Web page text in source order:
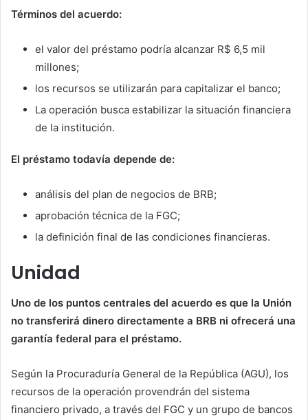
Términos del acuerdo:
el valor del préstamo podría alcanzar R$ 6,5 mil
millones;
los recursos se utilizarán para capitalizar el banco;
La operación busca estabilizar la situación financiera
de la institución.
El préstamo todavía depende de:
análisis del plan de negocios de BRB;
aprobación técnica de la FGC;
la definición final de las condiciones financieras.
Unidad
Uno de los puntos centrales del acuerdo es que la Unión
no transferirá dinero directamente a BRB ni ofrecerá una
garantía federal para el préstamo.
Según la Procuraduría General de la República (AGU), los
recursos de la operación provendrán del sistema
financiero privado, a través del FGC y un grupo de bancos